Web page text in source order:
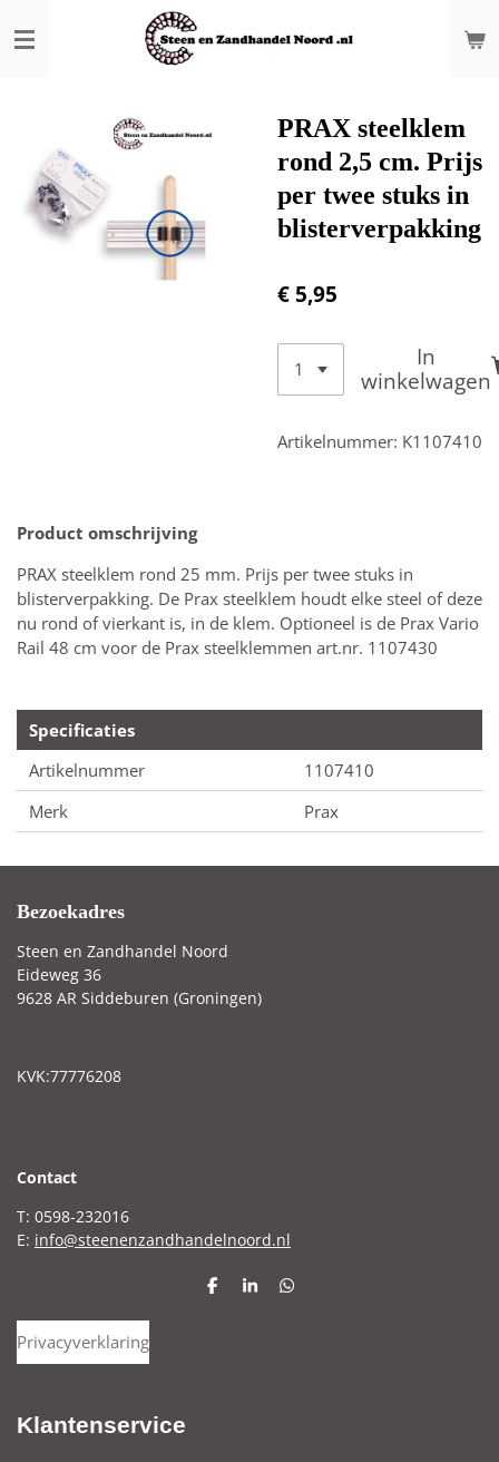
direct
PRAX steelklem
rond 2,5 cm. Prijs
per twee stuks in
blisterverpakking
€ 5,95
In
winkelwagen
Artikelnummer: K1107410
Product omschrijving
PRAX steelklem rond 25 mm. Prijs per twee stuks in
blisterverpakking. De Prax steelklem houdt elke steel of deze
nu rond of vierkant is, in de klem. Optioneel is de Prax Vario
Rail 48 cm voor de Prax steelklemmen art.nr. 1107430
Specificaties
Artikelnummer
1107410
Merk
Prax
Bezoekadres
Steen en Zandhandel Noord
Eideweg 36
9628 AR Siddeburen (Groningen)
KVK:77776208
Contact
T: 0598-232016
E: info@steenenzandhandelnoord.nl
D
S
D
Privacyverklaring
Klantenservice